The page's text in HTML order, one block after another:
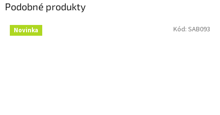
Podobné produkty
Novinka Kód: SAB093